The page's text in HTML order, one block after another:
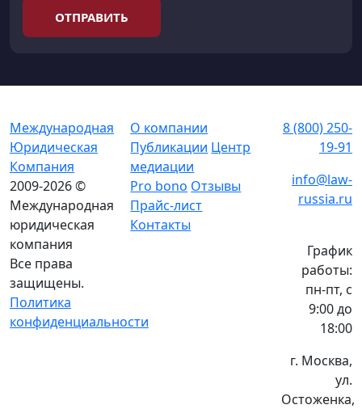
ОТПРАВИТЬ
Международная
Юридическая
Компания
2009-2026 ©
Международная
юридическая
компания
Все права
защищены.
Политика
конфиденциальности
О компании
Публикации Центр
медиации
Pro bono Отзывы
Прайс-лист
Контакты
8 (800) 250-
19-91
info@law-
russia.ru
График
работы:
пн-пт, с
9:00 до
18:00
г. Москва,
ул.
Остоженка,